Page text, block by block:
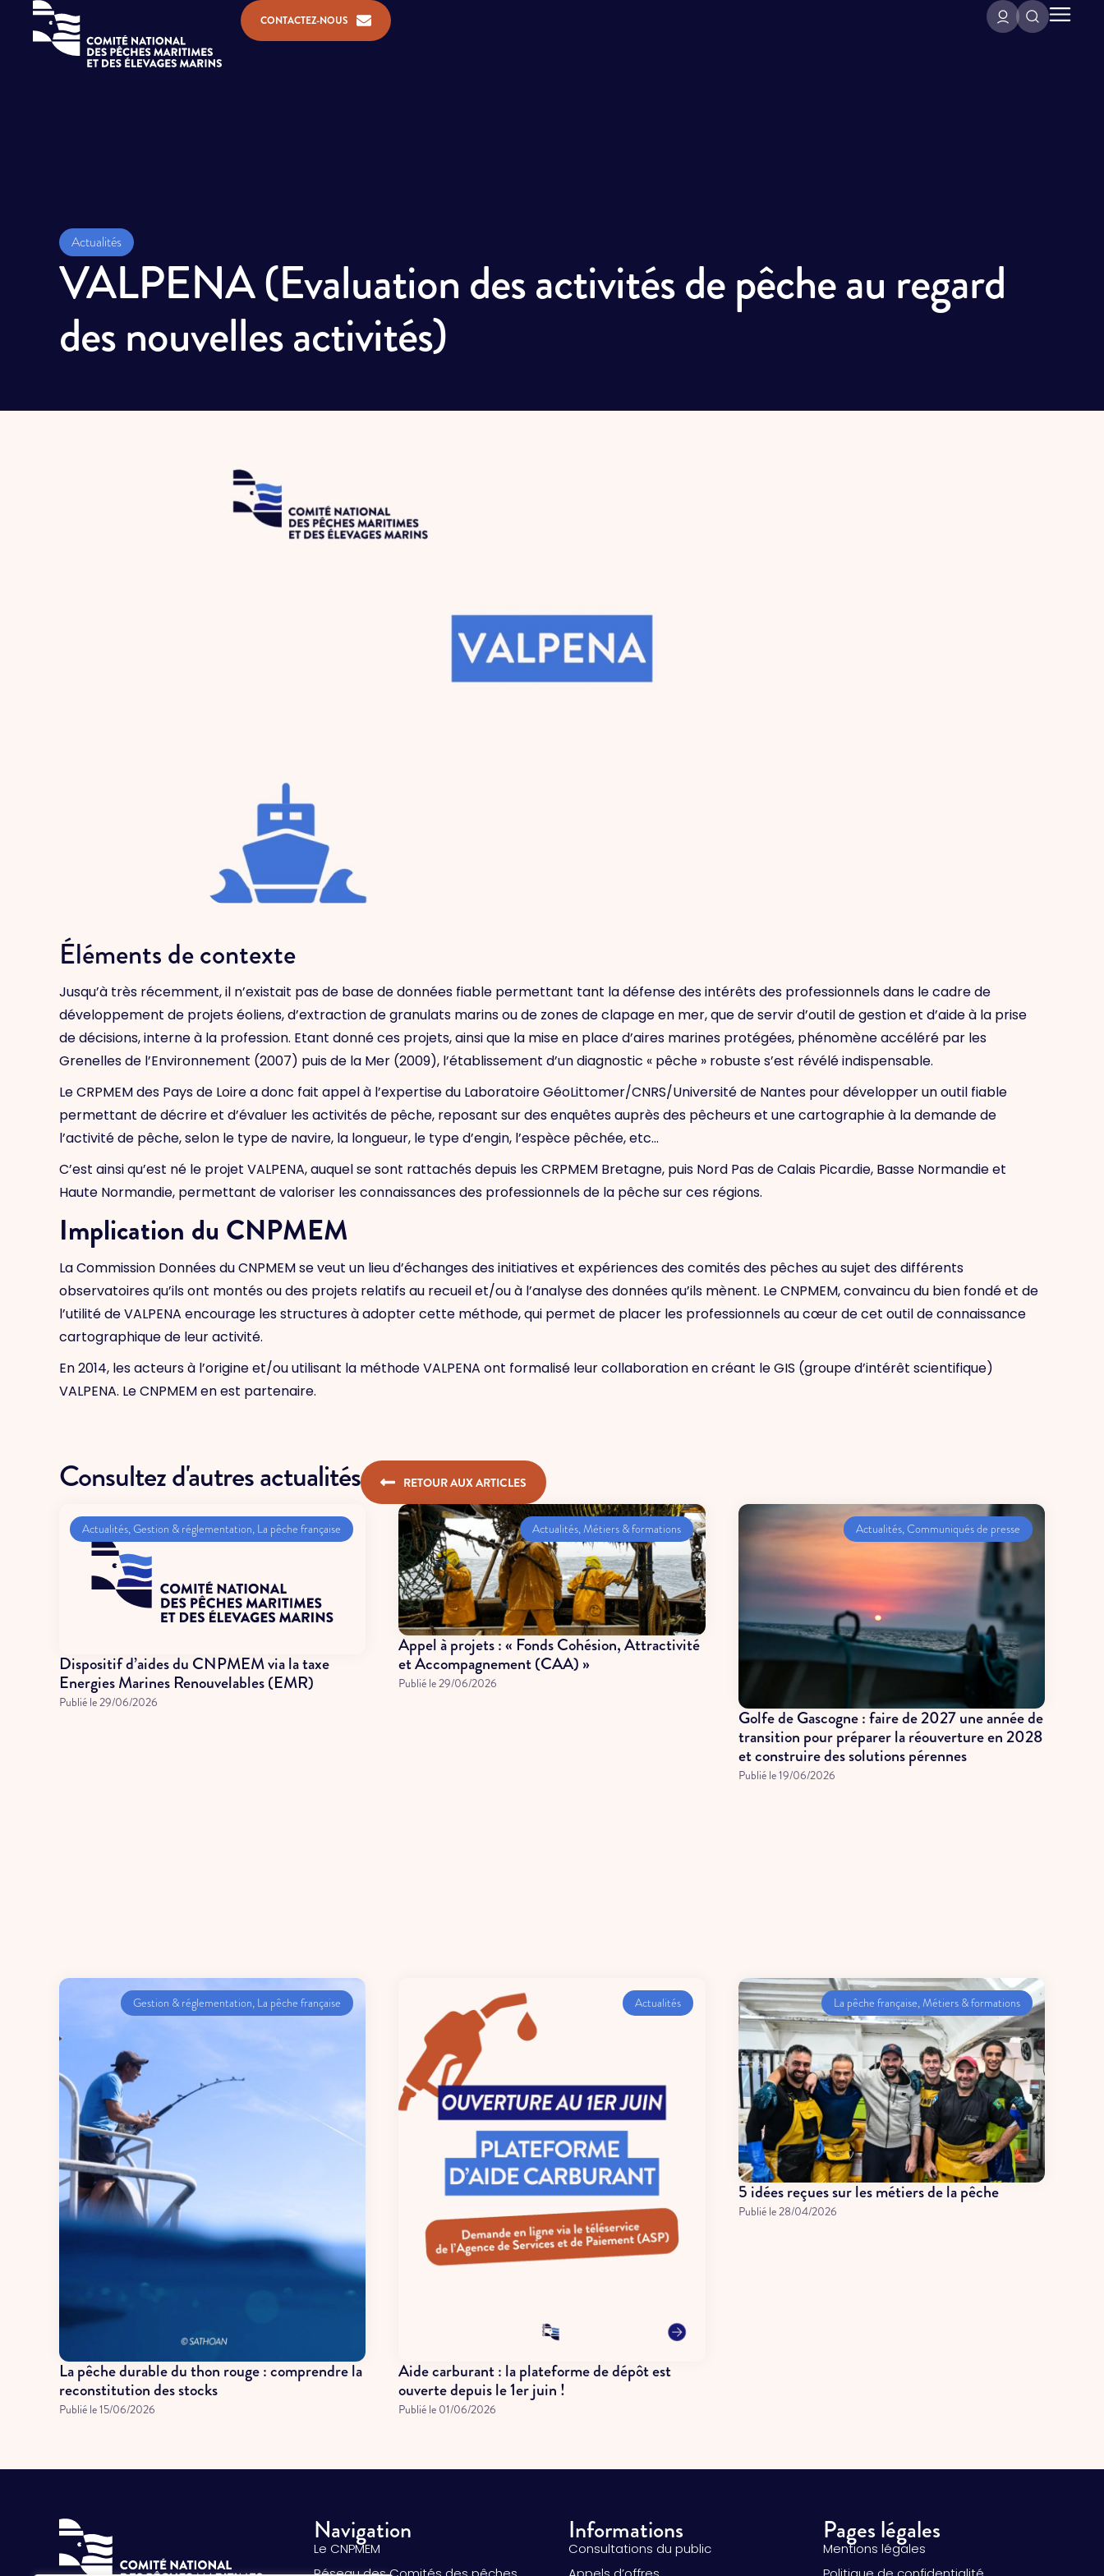
CONTACTEZ-NOUS
Actualités
VALPENA (Evaluation des activités de pêche au regard
des nouvelles activités)
Éléments de contexte
Jusqu’à très récemment, il n’existait pas de base de données fiable permettant tant la défense des intérêts des professionnels dans le cadre de
développement de projets éoliens, d’extraction de granulats marins ou de zones de clapage en mer, que de servir d’outil de gestion et d’aide à la prise
de décisions, interne à la profession. Etant donné ces projets, ainsi que la mise en place d’aires marines protégées, phénomène accéléré par les
Grenelles de l’Environnement (2007) puis de la Mer (2009), l’établissement d’un diagnostic « pêche » robuste s’est révélé indispensable.
Le CRPMEM des Pays de Loire a donc fait appel à l’expertise du Laboratoire GéoLittomer/CNRS/Université de Nantes pour développer un outil fiable
permettant de décrire et d’évaluer les activités de pêche, reposant sur des enquêtes auprès des pêcheurs et une cartographie à la demande de
l’activité de pêche, selon le type de navire, la longueur, le type d’engin, l’espèce pêchée, etc…
C’est ainsi qu’est né le projet VALPENA, auquel se sont rattachés depuis les CRPMEM Bretagne, puis Nord Pas de Calais Picardie, Basse Normandie et
Haute Normandie, permettant de valoriser les connaissances des professionnels de la pêche sur ces régions.
Implication du CNPMEM
La Commission Données du CNPMEM se veut un lieu d’échanges des initiatives et expériences des comités des pêches au sujet des différents
observatoires qu’ils ont montés ou des projets relatifs au recueil et/ou à l’analyse des données qu’ils mènent. Le CNPMEM, convaincu du bien fondé et de
l’utilité de VALPENA encourage les structures à adopter cette méthode, qui permet de placer les professionnels au cœur de cet outil de connaissance
cartographique de leur activité.
En 2014, les acteurs à l’origine et/ou utilisant la méthode VALPENA ont formalisé leur collaboration en créant le GIS (groupe d’intérêt scientifique)
VALPENA. Le CNPMEM en est partenaire.
Consultez d'autres actualités RETOUR AUX ARTICLES
Actualités, Gestion & réglementation, La pêche française
Dispositif d’aides du CNPMEM via la taxe
Energies Marines Renouvelables (EMR)
Publié le29/06/2026
Actualités,Métiers & formations
Appel à projets : « Fonds Cohésion, Attractivité
et Accompagnement (CAA) »
Publié le29/06/2026
Actualités, Communiqués de presse
Golfe de Gascogne : faire de 2027 une année de
transition pour préparer la réouverture en 2028
et construire des solutions pérennes
Publié le19/06/2026
Gestion & réglementation, La pêche française
La pêche durable du thon rouge : comprendre la
reconstitution des stocks
Publié le15/06/2026
Actualités
Aide carburant : la plateforme de dépôt est
ouverte depuis le 1er juin !
Publié le 01/06/2026
La pêche française,Métiers & formations
5 idées reçues sur les métiers de la pêche
Publié le28/04/2026
Navigation
Le CNPMEM
Informations
Consultations du public
Pages légales
Mentions légales